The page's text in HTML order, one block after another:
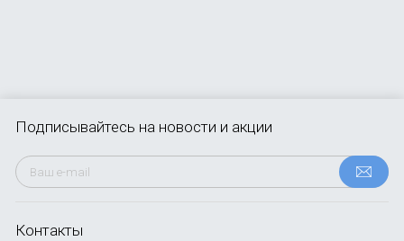
Контакты
Подписывайтесь на новости и акции